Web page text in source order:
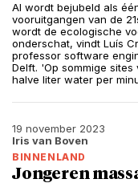
AI wordt bejubeld als
vooruitgangen van de
wordt de ecologische
onderschat, vindt Luís
professor software
Delft. 'Op sommige sites
halve liter water per
19 november 2023
Iris van Boven
BINNENLAND
Jongeren